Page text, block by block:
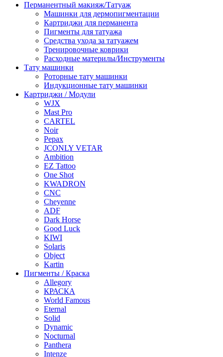
Перманентный макияж/Татуаж
Машинки для дермопигментации
Картриджи для перманента
Пигменты для татуажа
Средства ухода за татуажем
Тренировочные коврики
Расходные материлы/Инструменты
Тату машинки
Роторные тату машинки
Индукционные тату машинки
Картриджи / Модули
WJX
Mast Pro
CARTEL
Noir
Pepax
JCONLY VETAR
Ambition
EZ Tattoo
One Shot
KWADRON
CNC
Cheyenne
ADF
Dark Horse
Good Luck
KIWI
Solaris
Object
Kartin
Пигменты / Краска
Allegory
КРАСКА
World Famous
Eternal
Solid
Dynamic
Nocturnal
Panthera
Intenze